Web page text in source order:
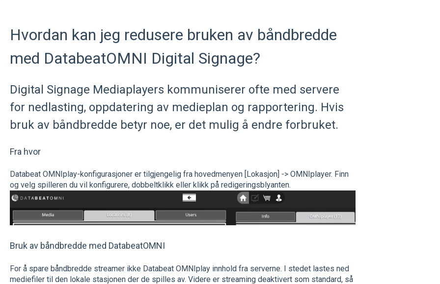
Hvordan kan jeg redusere bruken av båndbredde
med DatabeatOMNI Digital Signage?
Digital Signage Mediaplayers kommuniserer ofte med servere
for nedlasting, oppdatering av medieplan og rapportering. Hvis
bruk av båndbredde betyr noe, er det mulig å endre forbruket.
Fra hvor
Databeat OMNIplay-konfigurasjoner er tilgjengelig fra hovedmenyen [Lokasjon] -> OMNIplayer. Finn
og velg spilleren du vil konfigurere, dobbeltklikk eller klikk på redigeringsblyanten.
Bruk av båndbredde med DatabeatOMNI
For å spare båndbredde streamer ikke Databeat OMNIplay innhold fra serverne. I stedet lastes ned
mediefiler til den lokale stasjonen der de spilles av. Videre er streaming deaktivert som standard, så